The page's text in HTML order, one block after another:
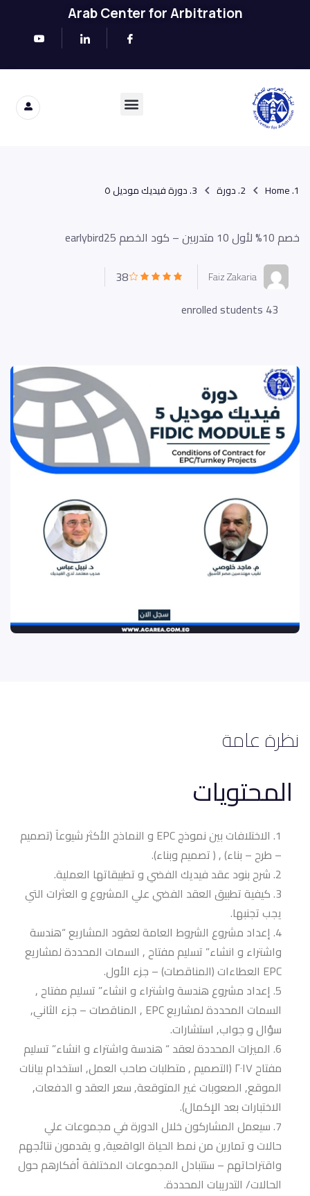
Arab Center for Arbitration
Home دورة دورة فيديك موديل ٥
خصم 10% لأول 10 متدربين – كود الخصم earlybird25
Faiz Zakaria
38
43 enrolled students
نظرة عامة
المحتويات
الاختلافات بين نموذج EPC و النماذج الأكثر شيوعآ (تصميم
– طرح – بناء) , ( تصميم وبناء).
شرح بنود عقد فيديك الفضي و تطبيقاتها العملية.
كيفية تطبيق العقد الفضي علي المشروع و العثرات التي
يجب تجنبها.
إعداد مشروع الشروط العامة لعقود المشاريع “هندسة
واشتراء و انشاء” تسليم مفتاح , السمات المحددة لمشاريع
EPC العطاءات (المناقصات) – جزء الأول.
إعداد مشروع هندسة واشتراء و انشاء” تسليم مفتاح ,
السمات المحددة لمشاريع EPC , المناقصات – جزء الثاني,
سؤال و جواب, استشارات.
الميزات المحددة لعقد “ هندسة واشتراء و انشاء” تسليم
مفتاح ٢٠١٧ (التصميم , متطلبات صاحب العمل, استخدام بيانات
الموقع, الصعوبات غير المتوقعة, سعر العقد و الدفعات,
الاختبارات بعد الإكمال).
سيعمل المشاركون خلال الدورة في مجموعات علي
حالات و تمارين من نمط الحياة الواقعية, و يقدمون نتائجهم
واقتراحاتهم – ستتبادل المجموعات المختلفة أفكارهم حول
الحالات/ التدريبات المحددة.